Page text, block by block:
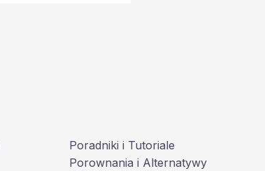
Poradniki i Tutoriale
Porownania i Alternatywy